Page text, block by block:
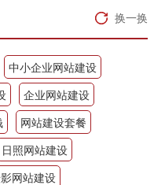
换一换
中小企业网站建设
企业网站建设
网站建设套餐
日照网站建设
网站建设